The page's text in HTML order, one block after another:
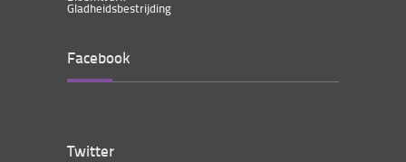
Gladheidsbestrijding
Facebook
Twitter